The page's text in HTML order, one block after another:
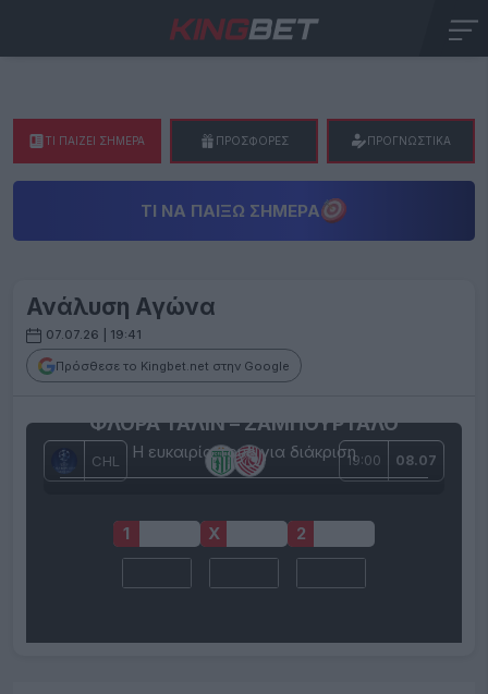
ΤΙ ΠΑΙΖΕΙ ΣΗΜΕΡΑ ΠΡΟΣΦΟΡΕΣ ΠΡΟΓΝΩΣΤΙΚΑ
ΤΙ ΝΑ ΠΑΊΞΩ ΣΉΜΕΡΑ
Ανάλυση Αγώνα
07.07.26 | 19:41
Πρόσθεσε το Kingbet.net στην Google
CHL 19:00 08.07
ΦΛΟΡΑ ΤΑΛΙΝ – ΣΑΜΠΟΥΡΤΑΛΟ
Η ευκαιρία τους για διάκριση
1 X 2